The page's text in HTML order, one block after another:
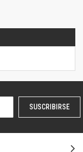
SUSCRIBIRSE